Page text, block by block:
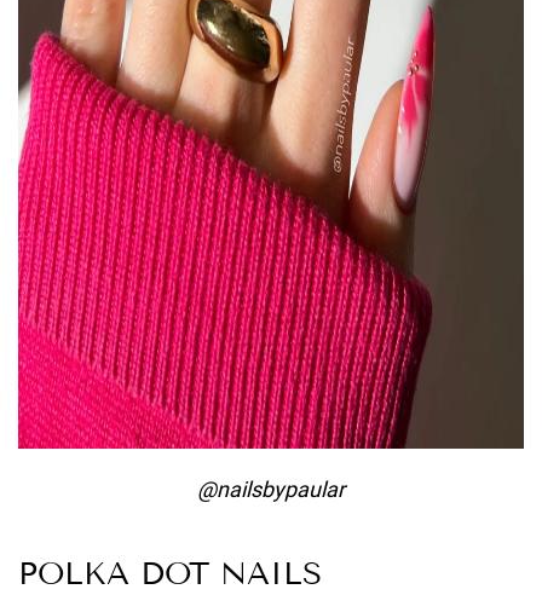
@nailsbypaular
POLKA DOT NAILS